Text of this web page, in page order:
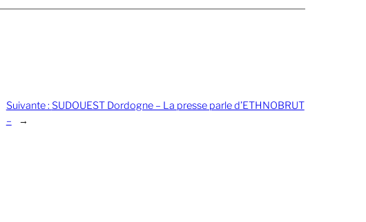
Suivante : SUDOUEST Dordogne – La presse parle d’ETHNOBRUT
–
→